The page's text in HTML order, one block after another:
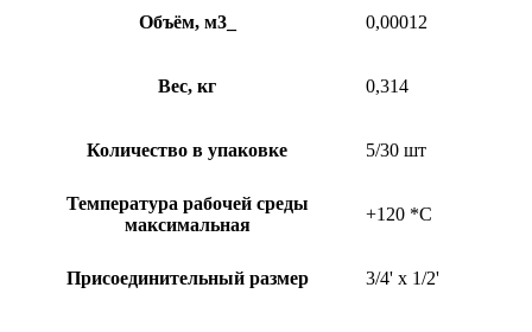
Объём, м3_ 0,00012
Вес, кг 0,314
Количество в упаковке 5/30 шт
Температура рабочей среды
максимальная
+120 *C
Присоединительный размер 3/4' х 1/2'